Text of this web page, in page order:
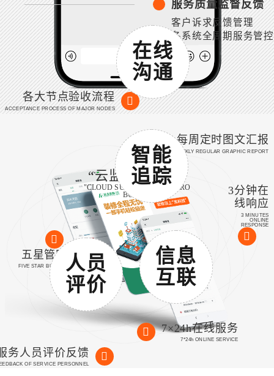
服务质量监督反馈
客户诉求反馈管理
各系统全周期服务管控
“云监工”微管家
"CLOUD SUPERVISOR" MICRO
BUTLER
人员
评价
信息
互联
在线
沟通
智能
追踪
务人员评价反馈
OF SERVICE PERSONNEL
各大节点验收流程
ACCEPTANCE PROCESS OF MAJOR NODES
五星管家服务
FIVE STAR BUTLER SERVICE
7×24h在线服务
7*24h ONLINE SERVICE
每周定时图文汇报
WEEKLY REGULAR GRAPHIC REPORT
3分钟在
线响应
3 MINUTES
ONLINE
RESPONSE